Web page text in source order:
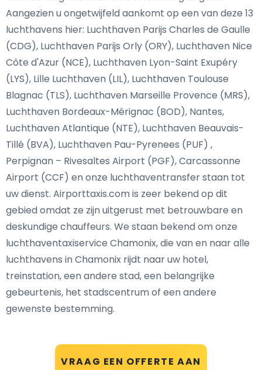
VRAAG EEN OFFERTE AAN
Aangezien u ongetwijfeld aankomt op een van deze 13
luchthavens hier: Luchthaven Parijs Charles de Gaulle
(CDG), Luchthaven Parijs Orly (ORY), Luchthaven Nice
Côte d'Azur (NCE), Luchthaven Lyon-Saint Exupéry
(LYS), Lille Luchthaven (LIL), Luchthaven Toulouse
Blagnac (TLS), Luchthaven Marseille Provence (MRS),
Luchthaven Bordeaux-Mérignac (BOD), Nantes,
Luchthaven Atlantique (NTE), Luchthaven Beauvais-
Tillé (BVA), Luchthaven Pau-Pyrenees (PUF) ,
Perpignan – Rivesaltes Airport (PGF), Carcassonne
Airport (CCF) en onze luchthaventransfer staan tot
uw dienst. Airporttaxis.com is zeer bekend op dit
gebied omdat ze zijn uitgerust met betrouwbare en
deskundige chauffeurs. We staan bekend om onze
luchthaventaxiservice Chamonix, die van en naar alle
luchthavens in Chamonix rijdt naar uw hotel,
treinstation, een andere stad, een belangrijke
gebeurtenis, het stadscentrum of een andere
gewenste bestemming.